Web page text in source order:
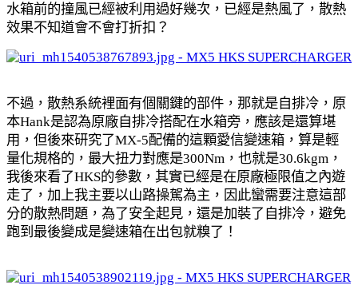
水箱前的撞風已經被利用過好幾次，已經是熱風了，散熱
效果不知道會不會打折扣？
不過，散熱系統裡面有個關鍵的部件，那就是自排冷，原
本Hank是認為原廠自排冷搭配在水箱旁，應該是還算堪
用，但後來研究了MX-5配備的這顆愛信變速箱，算是輕
量化規格的，最大扭力對應是300Nm，也就是30.6kgm，
我後來看了HKS的參數，其實已經是在原廠極限值之內遊
走了，加上我主要以山路操駕為主，因此蠻需要注意這部
分的散熱問題，為了安全起見，還是加裝了自排冷，避免
跑到最後變成是變速箱在出包就糗了！